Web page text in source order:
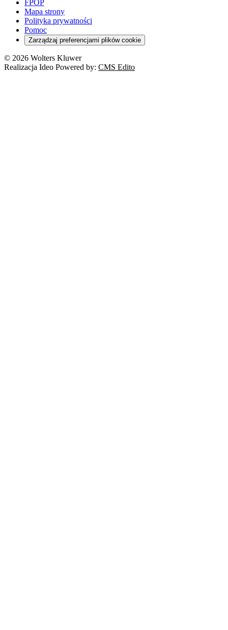
Kredyty
Cło
Deregulacja
Cyberbezpieczeństwo
Franczyza
Prawo autorskie
Szkoła i uczeń
Turystyka
Orzeczenia
RODO
FPOP
Mapa strony
Polityka prywatności
Pomoc
Zarządzaj preferencjami plików cookie
© 2026 Wolters Kluwer
Realizacja Ideo Powered by: CMS Edito